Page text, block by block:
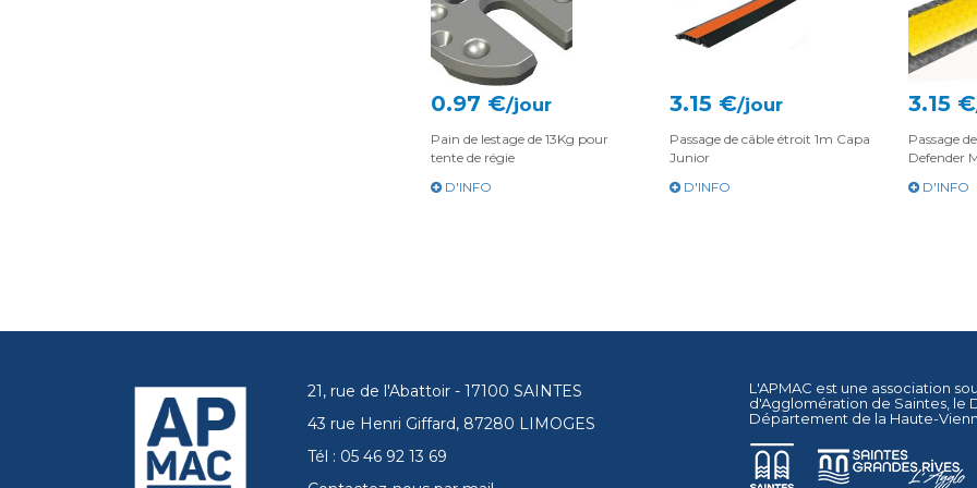
0.97 €/jour
Pain de lestage de 13Kg pour
tente de régie
D'INFO
3.15 €/jour
Passage de câble étroit 1m Capa
Junior
D'INFO
3.15 €
Passage
Defender
D'INFO
21, rue de l'Abattoir - 17100 SAINTES
43 rue Henri Giffard, 87280 LIMOGES
Tél : 05 46 92 13 69
L'APMAC est une association
d'Agglomération de Saintes , le
Département de la Haute-